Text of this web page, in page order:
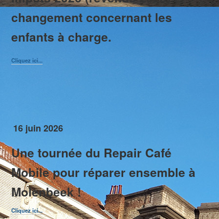
Marchés / Braderies / Brocantes Molenbeek en chiffres
Molenbeek en images Patrimoine
Promenades
changement concernant les
enfants à charge.
Cliquez ici...
16 juin 2026
Une tournée du Repair Café
Mobile pour réparer ensemble à
Molenbeek !
Cliquez ici...